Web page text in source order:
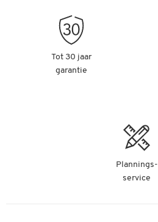
Tot 30 jaar
garantie
Plannings-
service